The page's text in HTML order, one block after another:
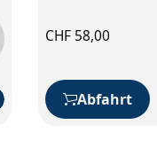
CHF58,00
Abfahrt